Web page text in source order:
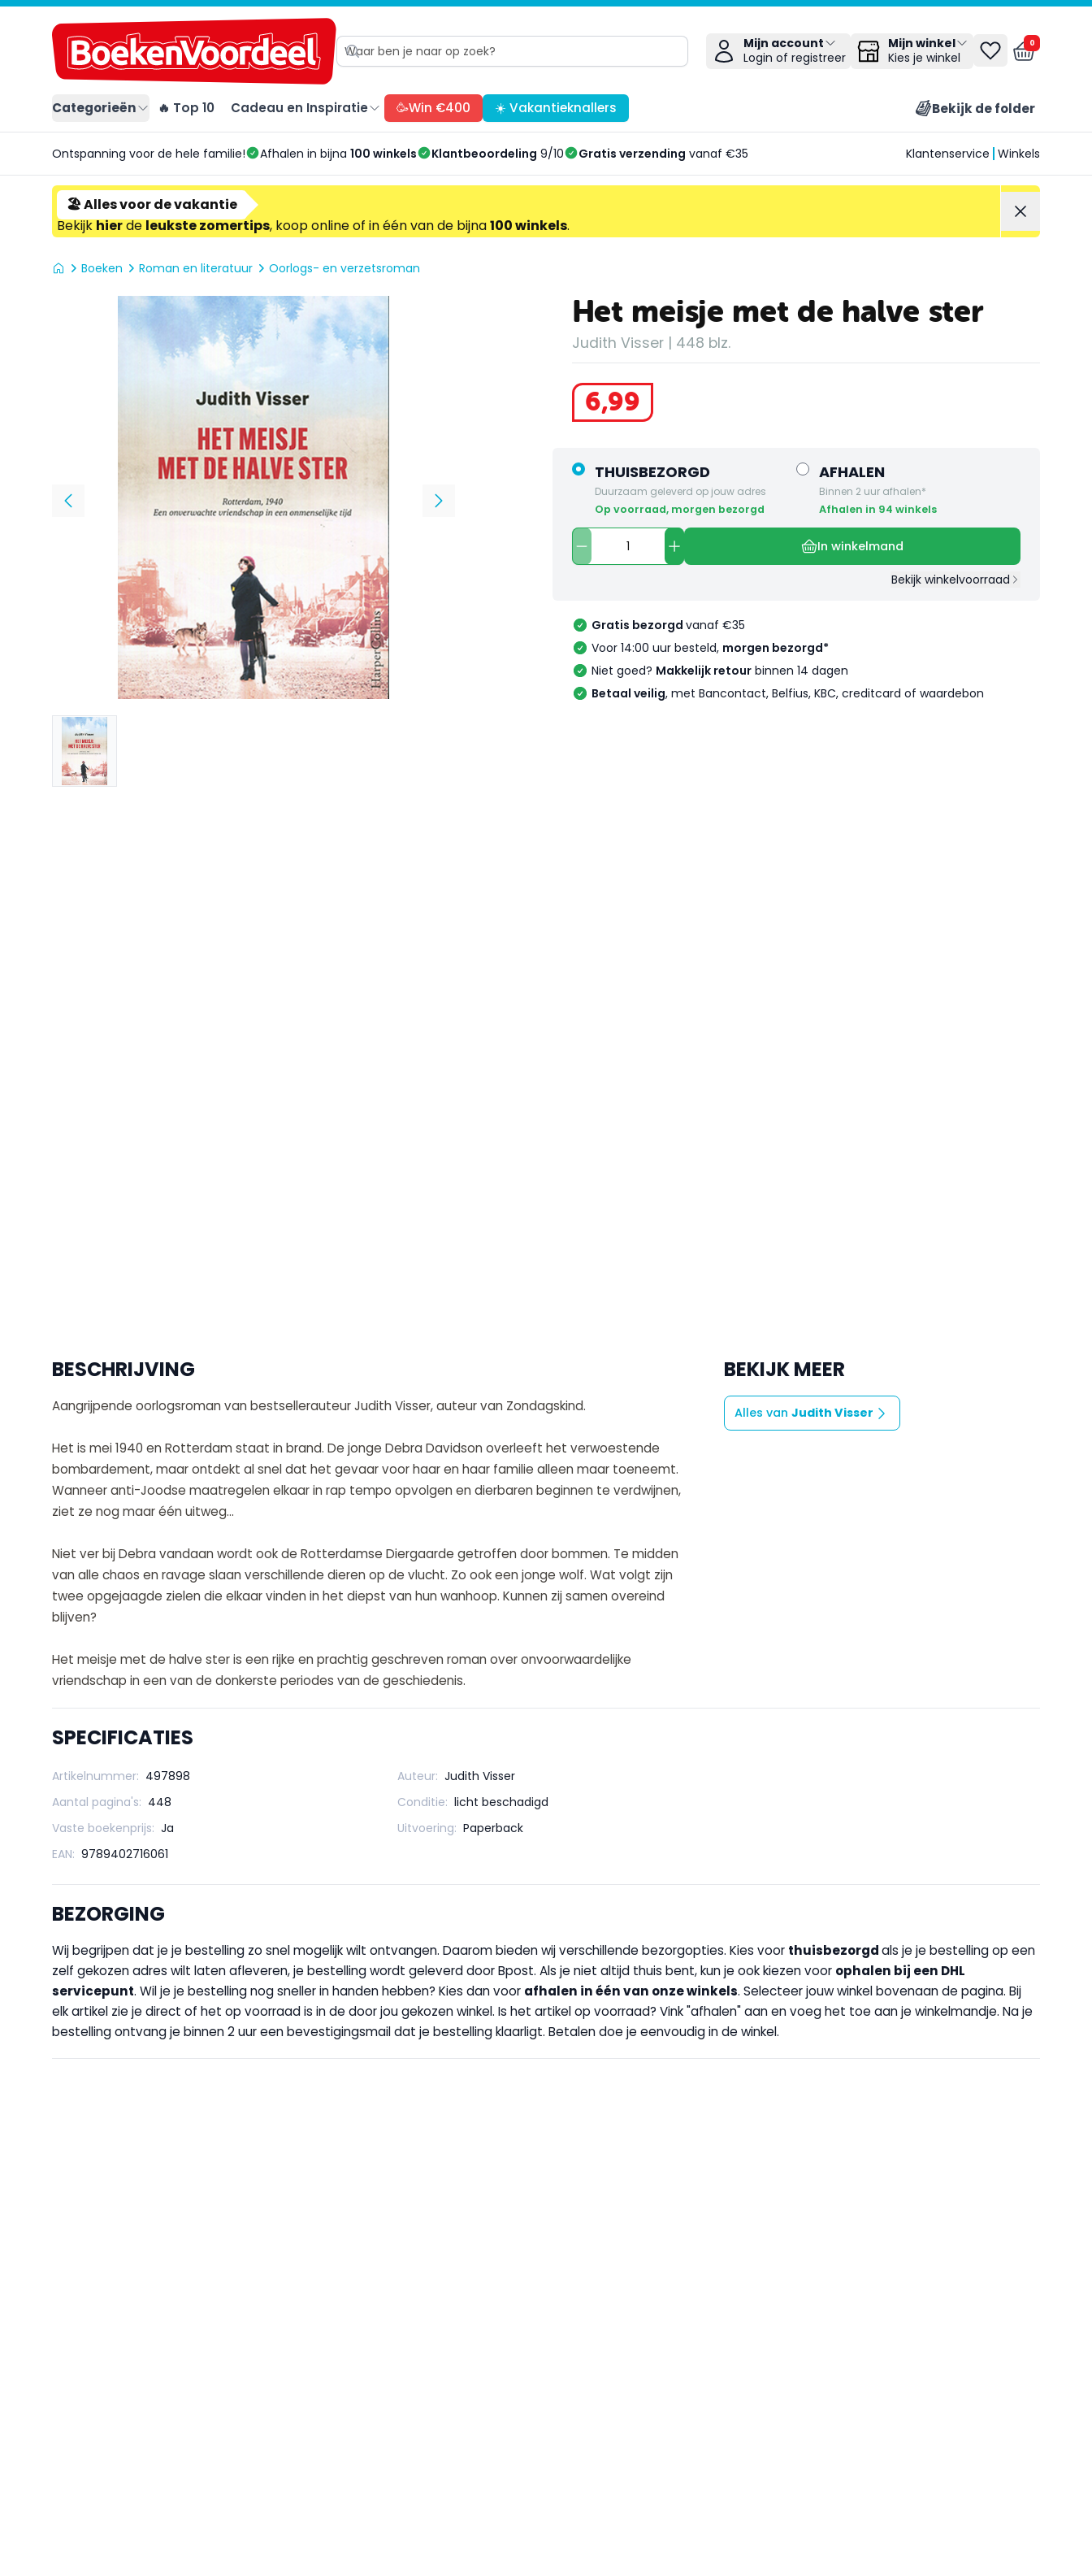
Mijn account
Login of registreer
Mijn winkel
Kies je winkel
0
Categorieën 🔥 Top 10 Cadeau en Inspiratie 🥳Win €400 ☀️ Vakantieknallers Bekijk de folder
Ontspanning voor de hele familie! Afhalen in bijna 100 winkels Klantbeoordeling 9/10 Gratis verzending vanaf €35 Klantenservice Winkels
🏖️ Alles voor de vakantie
Bekijkhierdeleukste zomertips, koop online of in één van de bijna100 winkels.
Boeken Roman en literatuur Oorlogs- en verzetsroman
Het meisje met de halve ster
Judith Visser | 448 blz.
6,99
THUISBEZORGD
Duurzaam geleverd op jouw adres
op voorraad, morgen bezorgd
AFHALEN
Binnen 2 uur afhalen*
Afhalen in 94 winkels
In winkelmand
Bekijk winkelvoorraad
Gratis bezorgd vanaf €35
Voor 14:00 uur besteld, morgen bezorgd*
Niet goed? Makkelijk retour binnen 14 dagen
Betaal veilig, met Bancontact, Belfius, KBC, creditcard of waardebon
BEKIJK MEER
Alles van Judith Visser
BESCHRIJVING
Aangrijpende oorlogsroman van bestsellerauteur Judith Visser, auteur van Zondagskind.
Het is mei 1940 en Rotterdam staat in brand. De jonge Debra Davidson overleeft het verwoestende
bombardement, maar ontdekt al snel dat het gevaar voor haar en haar familie alleen maar toeneemt.
Wanneer anti-Joodse maatregelen elkaar in rap tempo opvolgen en dierbaren beginnen te verdwijnen,
ziet ze nog maar één uitweg…
Niet ver bij Debra vandaan wordt ook de Rotterdamse Diergaarde getroffen door bommen. Te midden
van alle chaos en ravage slaan verschillende dieren op de vlucht. Zo ook een jonge wolf. Wat volgt zijn
twee opgejaagde zielen die elkaar vinden in het diepst van hun wanhoop. Kunnen zij samen overeind
blijven?
Het meisje met de halve ster is een rijke en prachtig geschreven roman over onvoorwaardelijke
vriendschap in een van de donkerste periodes van de geschiedenis.
SPECIFICATIES
Artikelnummer: 497898 Auteur: Judith Visser
Aantal pagina's: 448 Conditie: licht beschadigd
Vaste boekenprijs: Ja Uitvoering: Paperback
EAN: 9789402716061
BEZORGING
Wij begrijpen dat je je bestelling zo snel mogelijk wilt ontvangen. Daarom bieden wij verschillende bezorgopties. Kies voor thuisbezorgdals je je bestelling op een
zelf gekozen adres wilt laten afleveren, je bestelling wordt geleverd door Bpost. Als je niet altijd thuis bent, kun je ook kiezen voor ophalen bij een DHL
servicepunt. Wil je je bestelling nog sneller in handen hebben? Kies dan voor afhalen in één van onze winkels. Selecteer jouw winkel bovenaan de pagina. Bij
elk artikel zie je direct of het op voorraad is in de door jou gekozen winkel. Is het artikel op voorraad? Vink "afhalen" aan en voeg het toe aan je winkelmandje. Na je
bestelling ontvang je binnen 2 uur een bevestigingsmail dat je bestelling klaarligt. Betalen doe je eenvoudig in de winkel.